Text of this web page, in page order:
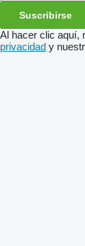
Suscribirse
Al hacer clic aquí,
privacidad y